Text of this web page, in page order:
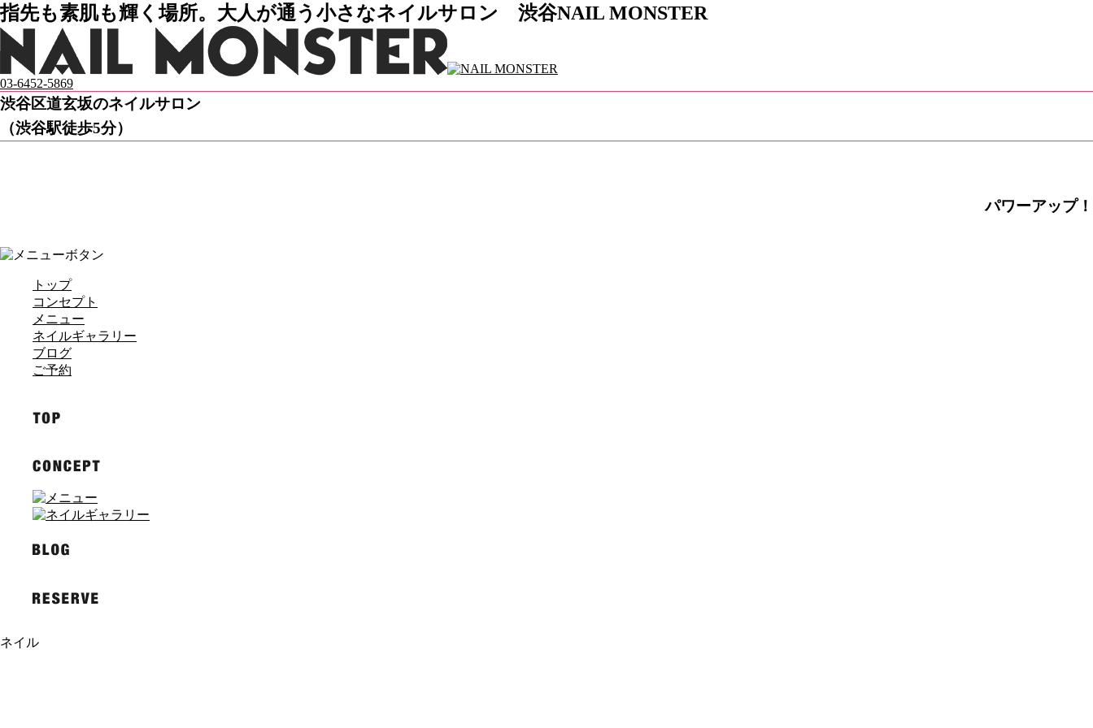
指先も素肌も輝く場所。大人が通う小さなネイルサロン 渋谷NAIL MONSTER
03-6452-5869
渋谷区道玄坂のネイルサロン
（渋谷駅徒歩5分）
パワーアップ！
トップ
コンセプト
メニュー
ネイルギャラリー
ブログ
ご予約
ネイル